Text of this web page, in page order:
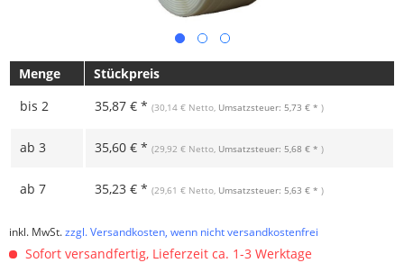
Menge
Stückpreis
bis 2 35,87 € * (30,14 € Netto, Umsatzsteuer: 5,73 € * )
ab 3 35,60 € * (29,92 € Netto, Umsatzsteuer: 5,68 € * )
ab 7 35,23 € * (29,61 € Netto, Umsatzsteuer: 5,63 € * )
inkl. MwSt.zzgl. Versandkosten, wenn nicht versandkostenfrei
Sofort versandfertig, Lieferzeit ca. 1-3 Werktage